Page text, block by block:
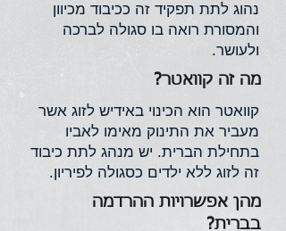
נהוג לתת תפקיד זה ככיבוד מכיוון
והמסורת רואה בו סגולה לברכה
ולעושר.
מה זה קוואטר?
קוואטר הוא הכינוי באידיש לזוג אשר
מעביר את התינוק מאימו לאביו
בתחילת הברית. יש מנהג לתת כיבוד
זה לזוג ללא ילדים כסגולה לפיריון.
מהן אפשרויות ההרדמה
בברית?